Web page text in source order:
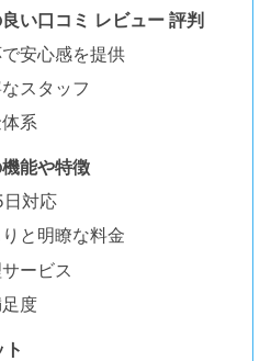
い口コミ レビュー 評判
安心感を提供
スタッフ
系
能や特徴
対応
と明瞭な料金
ービス
度